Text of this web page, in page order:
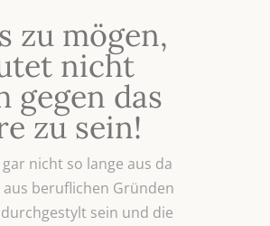
zu mögen,
nicht
gegen das
zu sein!
nicht so lange aus da
beruflichen Gründen
sein und die